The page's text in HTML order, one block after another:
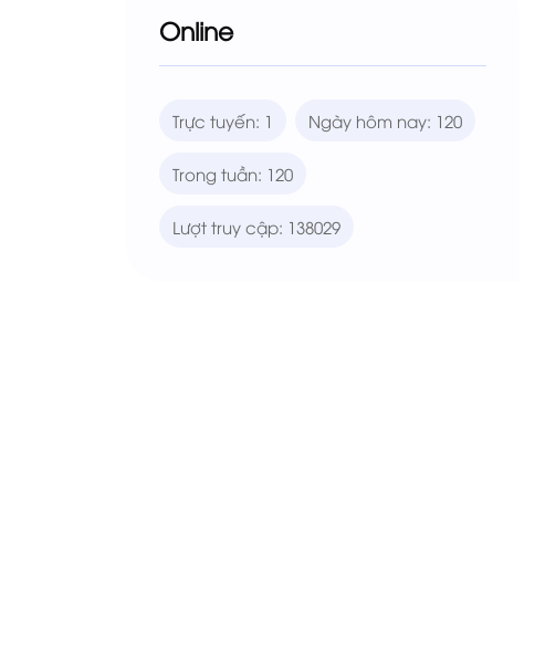
Online
Trực tuyến: 1 Ngày hôm nay: 120
Trong tuần: 120
Lượt truy cập: 138029